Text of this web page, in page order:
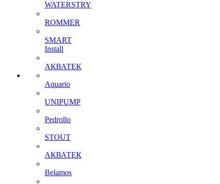
WATERSTRY
ROMMER
SMART
Install
АКВАТЕК
Aquario
UNIPUMP
Pedrollo
STOUT
АКВАТЕК
Belamos